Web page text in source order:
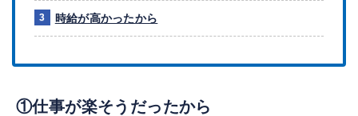
時給が高かったから
①仕事が楽そうだったから